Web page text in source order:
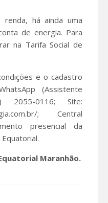
há ainda uma
de energia. Para
na Tarifa Social de
e o cadastro
(Assistente
0116; Site:
; Central
presencial da
Maranhão.